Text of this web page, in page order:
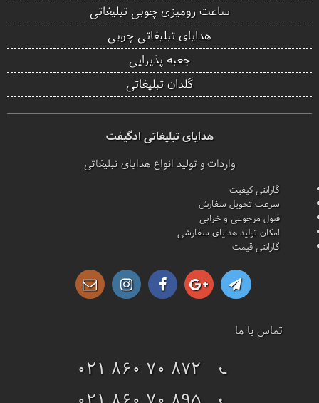
ساعت رومیزی چوبی تبلیغاتی
هدایای تبلیغاتی چوبی
جعبه پذیرایی
گلدان تبلیغاتی
هدایای تبلیغاتی ادگیفت
واردات و تولید انواع هدایای تبلیغاتی
گارانتی کیفیت
سرعت تحویل سفارش
قبول مرجوعی و خرابی
امکان تولید هدایای سفارشی
گارانتی قیمت
تماس با ما
021 860 70 872